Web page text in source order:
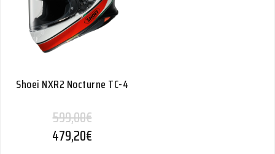
Shoei NXR2 Nocturne TC-4
599,00€
479,20€